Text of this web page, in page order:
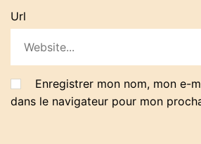
Url
Enregistrer mon nom, mon e-
dans le navigateur pour mon